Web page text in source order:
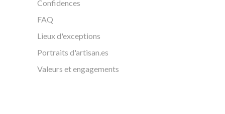
Confidences
FAQ
Lieux d'exceptions
Portraits d'artisan.es
Valeurs et engagements